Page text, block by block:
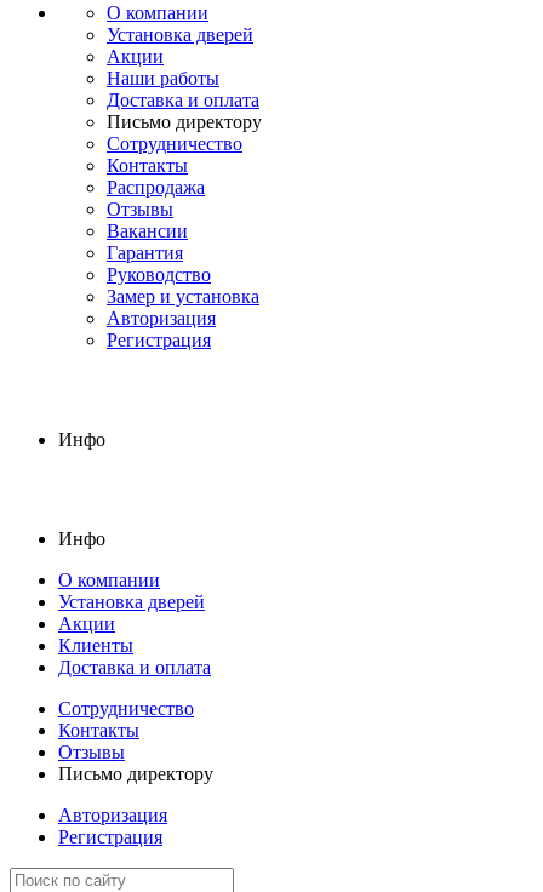
О компании
Установка дверей
Акции
Наши работы
Доставка и оплата
Письмо директору
Сотрудничество
Контакты
Распродажа
Отзывы
Вакансии
Гарантия
Руководство
Замер и установка
Авторизация
Регистрация
Инфо
Инфо
О компании
Установка дверей
Акции
Клиенты
Доставка и оплата
Сотрудничество
Контакты
Отзывы
Письмо директору
Авторизация
Регистрация